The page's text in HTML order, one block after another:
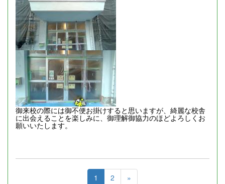
御来校の際には御不便お掛けすると思いますが、綺麗な校舎
に出会えることを楽しみに、御理解御協力のほどよろしくお
願いいたします。
1 2 »